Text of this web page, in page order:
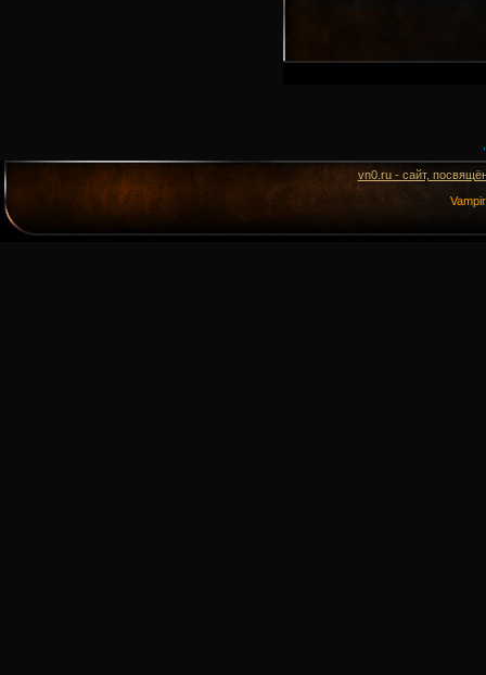
vn0.ru - сайт,